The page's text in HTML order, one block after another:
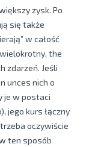
zysk. Po
się także
w całość
the
zdarzeń. Jeśli
unces nich o
je w postaci
jego kurs łączny
oczywiście
ten sposób